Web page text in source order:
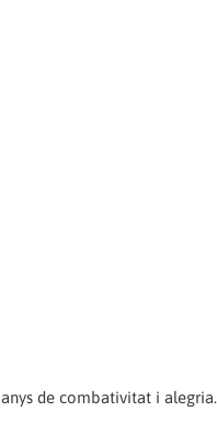
anys de combativitat i